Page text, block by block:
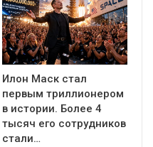
Илон Маск стал
первым триллионером
в истории. Более 4
тысяч его сотрудников
стали…